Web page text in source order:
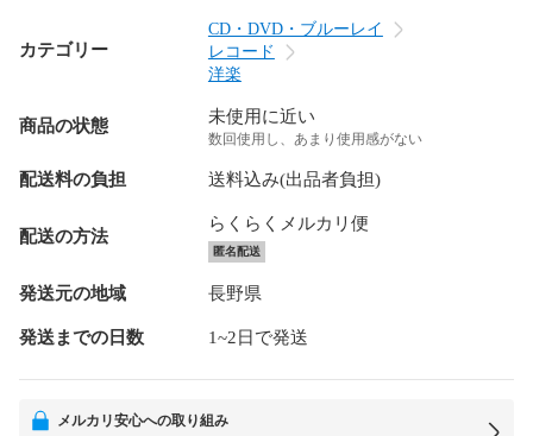
カテゴリー
CD・DVD・ブルーレイ
レコード
洋楽
商品の状態 未使用に近い
数回使用し、あまり使用感がない
配送料の負担 送料込み(出品者負担)
配送の方法
らくらくメルカリ便
匿名配送
発送元の地域 長野県
発送までの日数 1~2日で発送
メルカリ安心への取り組み